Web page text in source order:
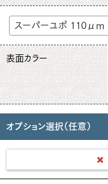
表面カラー
オプション選択（任意）